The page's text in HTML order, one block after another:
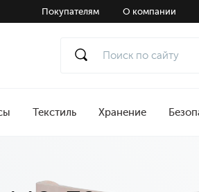
Покупателям О компании
Текстиль Хранение